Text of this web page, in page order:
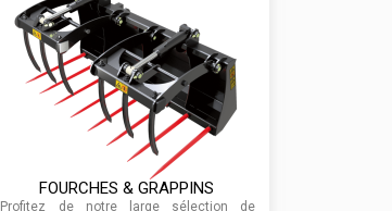
FOURCHES & GRAPPINS
Profitez de notre large sélection de